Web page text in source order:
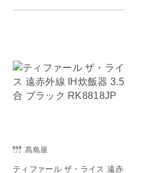
髙島屋
ティファール ザ・ライス 遠赤